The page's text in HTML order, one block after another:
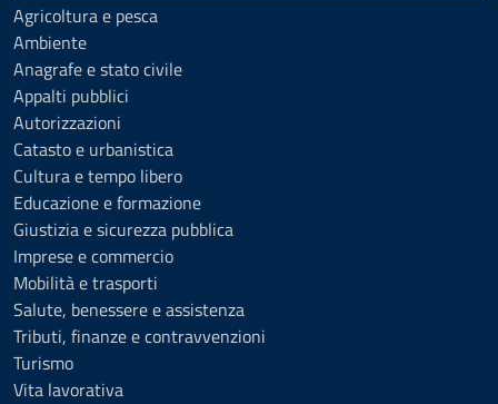
Agricoltura e pesca
Ambiente
Anagrafe e stato civile
Appalti pubblici
Autorizzazioni
Catasto e urbanistica
Cultura e tempo libero
Educazione e formazione
Giustizia e sicurezza pubblica
Imprese e commercio
Mobilità e trasporti
Salute, benessere e assistenza
Tributi, finanze e contravvenzioni
Turismo
Vita lavorativa